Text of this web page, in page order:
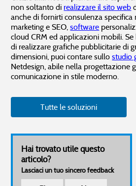
non soltanto di realizzare il sito web
anche di fornirti consulenza
marketing e SEO,software
cloud CRM ed applicazioni mobili.
di realizzare grafiche pubblicitarie di
dimensioni, puoi contare sullostudio
Netdesign, abile nella progettazione
comunicazione in stile moderno.
Tutte le soluzioni
Hai trovato utile questo
articolo?
Lasciaci un tuo sincero feedback